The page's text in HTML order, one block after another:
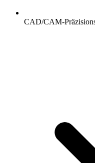
CAD/CAM-